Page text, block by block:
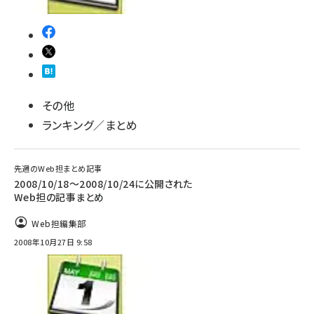
その他
ランキング／まとめ
先週のWeb担まとめ記事
2008/10/18～2008/10/24に公開された
Web担の記事まとめ
Web担編集部
2008年10月27日 9:58